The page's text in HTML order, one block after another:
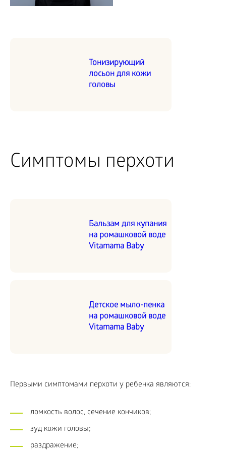
Тонизирующий
лосьон для кожи
головы
Симптомы перхоти
Бальзам для купания
на ромашковой воде
Vitamama Baby
Детское мыло-пенка
на ромашковой воде
Vitamama Baby
Первыми симптомами перхоти у ребенка являются:
ломкость волос, сечение кончиков;
зуд кожи головы;
раздражение;